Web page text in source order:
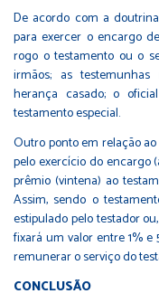
De acordo com a
para exercer o encargo
rogo o testamento ou o
irmãos; as
herança casado; o
testamento especial.
Outro ponto em relação
pelo exercício do encargo
prêmio (vintena) ao
Assim, sendo o
estipulado pelo testador
fixará um valor entre 1%
remunerar o serviço do
CONCLUSÃO